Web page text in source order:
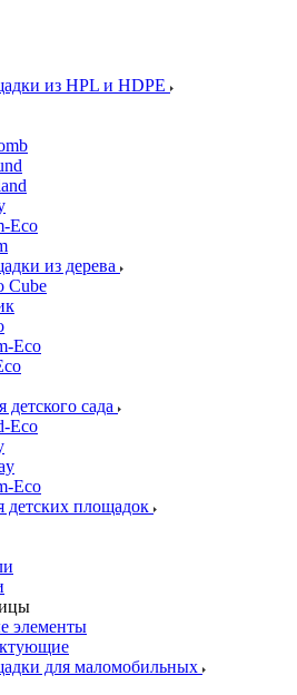
из HPL и HDPE
Eco
из дерева
Cube
Еco
сада
Eco
Еco
детских площадок
элементы
для маломобильных